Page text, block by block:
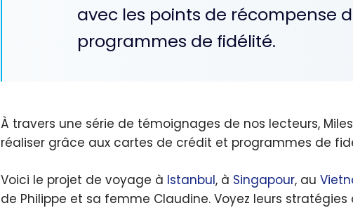
avec les points de récompense
programmes de fidélité.
À travers une série de témoignages de nos lecteurs,
réaliser grâce aux cartes de crédit et programmes de
Voici le projet de voyage à Istanbul, à Singapour, au
de Philippe et sa femme Claudine. Voyez leurs